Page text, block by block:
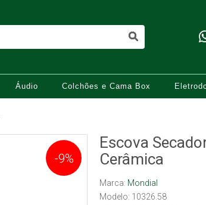
Áudio Colchões e Cama Box
-9%
Escova
Cerâmica
Marca: Mondial
Modelo: 10326.58